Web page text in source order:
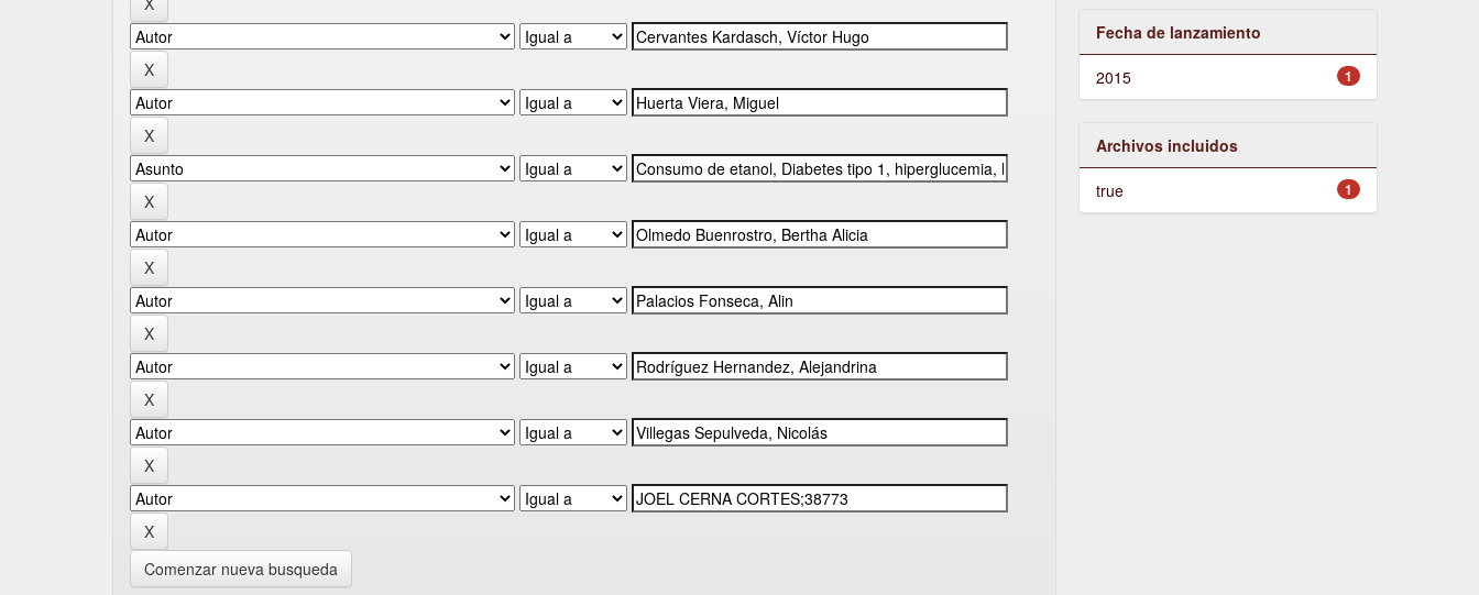
Comenzar nueva busqueda
Fecha de lanzamiento
1
2015
Archivos incluidos
1
true